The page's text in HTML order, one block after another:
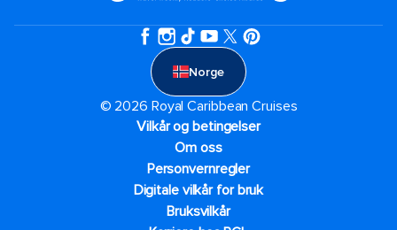
Norge
© 2026 Royal Caribbean Cruises
Vilkår og betingelser
Om oss
Personvernregler
Digitale vilkår for bruk
Bruksvilkår